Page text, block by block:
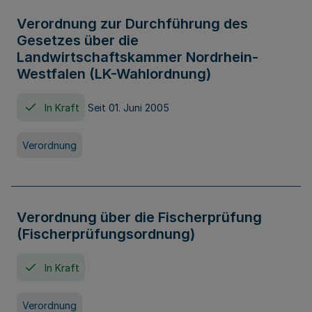
Verordnung zur Durchführung des
Gesetzes über die
Landwirtschaftskammer Nordrhein-
Westfalen (LK-Wahlordnung)
In Kraft Seit 01. Juni 2005
Verordnung
Verordnung über die Fischerprüfung
(Fischerprüfungsordnung)
In Kraft
Verordnung